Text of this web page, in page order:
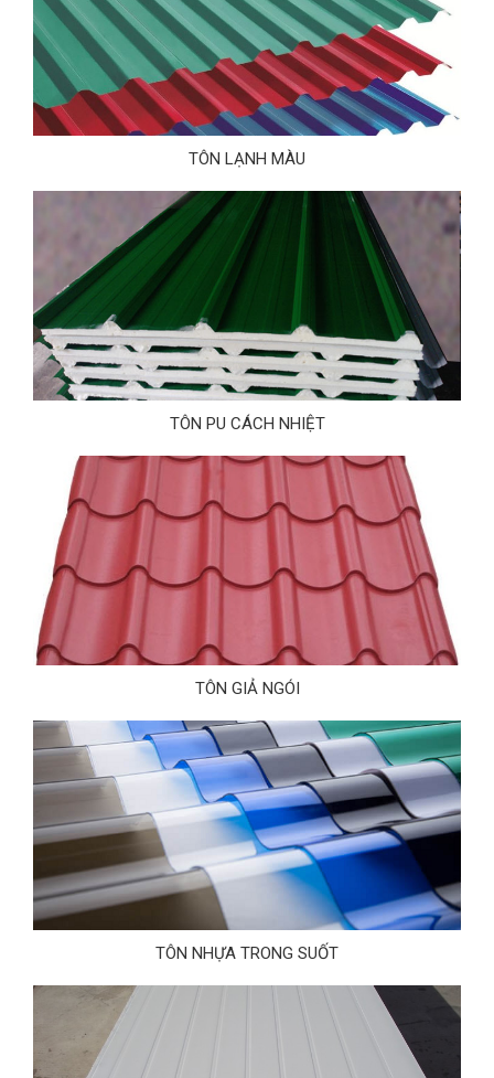
TÔN LẠNH MÀU
TÔN PU CÁCH NHIỆT
TÔN GIẢ NGÓI
TÔN NHỰA TRONG SUỐT